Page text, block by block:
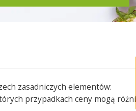
zasadniczych elementów:
przypadkach ceny mogą różnić